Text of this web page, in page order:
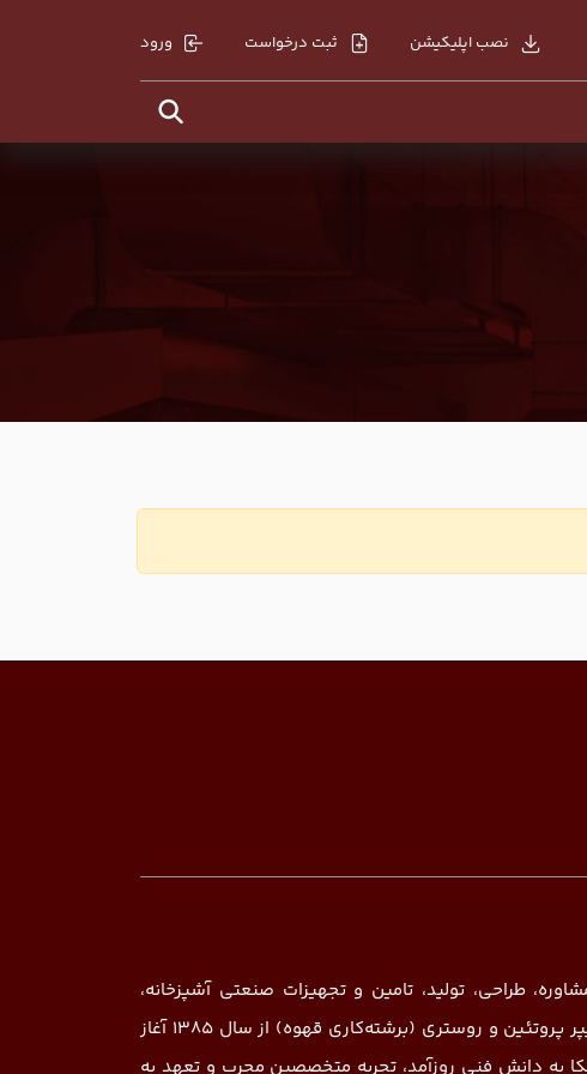
نصب اپلیکیشن ثبت درخواست ورود
طراحی، تولید، تامین و تجهیزات صنعتی آشپزخانه،
رستوران، کافی‌شاپ، هتل، قنادی، نانوایی (بیکری)، هایپر پروتئین و روستری (برشته‌کاری قهوه) از سال ۱۳۸۵ آغاز
به دانش فنی روزآمد، تجربه متخصصین مجرب و تعهد به